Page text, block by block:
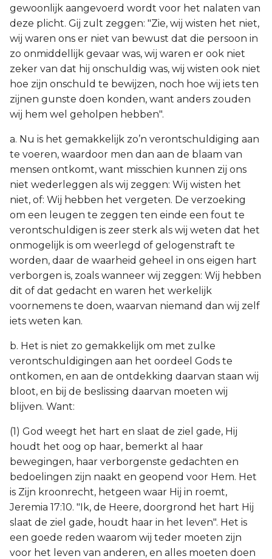
gewoonlijk aangevoerd wordt voor het nalaten van
deze plicht. Gij zult zeggen: "Zie, wij wisten het niet,
wij waren ons er niet van bewust dat die persoon in
zo onmiddellijk gevaar was, wij waren er ook niet
zeker van dat hij onschuldig was, wij wisten ook niet
hoe zijn onschuld te bewijzen, noch hoe wij iets ten
zijnen gunste doen konden, want anders zouden
wij hem wel geholpen hebben".
a. Nu is het gemakkelijk zo’n verontschuldiging aan
te voeren, waardoor men dan aan de blaam van
mensen ontkomt, want misschien kunnen zij ons
niet wederleggen als wij zeggen: Wij wisten het
niet, of: Wij hebben het vergeten. De verzoeking
om een leugen te zeggen ten einde een fout te
verontschuldigen is zeer sterk als wij weten dat het
onmogelijk is om weerlegd of gelogenstraft te
worden, daar de waarheid geheel in ons eigen hart
verborgen is, zoals wanneer wij zeggen: Wij hebben
dit of dat gedacht en waren het werkelijk
voornemens te doen, waarvan niemand dan wij zelf
iets weten kan.
b. Het is niet zo gemakkelijk om met zulke
verontschuldigingen aan het oordeel Gods te
ontkomen, en aan de ontdekking daarvan staan wij
bloot, en bij de beslissing daarvan moeten wij
blijven. Want:
(1) God weegt het hart en slaat de ziel gade, Hij
houdt het oog op haar, bemerkt al haar
bewegingen, haar verborgenste gedachten en
bedoelingen zijn naakt en geopend voor Hem. Het
is Zijn kroonrecht, hetgeen waar Hij in roemt,
Jeremia 17:10. "Ik, de Heere, doorgrond het hart Hij
slaat de ziel gade, houdt haar in het leven". Het is
een goede reden waarom wij teder moeten zijn
voor het leven van anderen, en alles moeten doen